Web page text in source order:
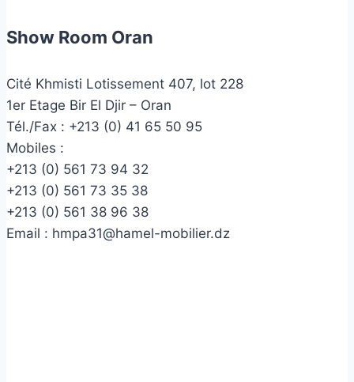
Show Room Oran
Cité Khmisti Lotissement 407, lot 228
1er Etage Bir El Djir – Oran
Tél./Fax : +213 (0) 41 65 50 95
Mobiles :
+213 (0) 561 73 94 32
+213 (0) 561 73 35 38
+213 (0) 561 38 96 38
Email : hmpa31@hamel-mobilier.dz